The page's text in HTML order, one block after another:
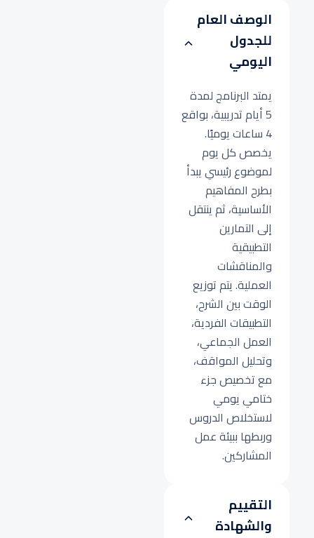
الوصف العام
للجدول
اليومي
يمتد البرنامج لمدة
5 أيام تدريبية، بواقع
4 ساعات يوميًا.
يخصص كل يوم
لموضوع رئيسي يبدأ
بطرح المفاهيم
الأساسية، ثم ينتقل
إلى التمارين
التطبيقية
والمناقشات
العملية. يتم توزيع
الوقت بين الشرح،
التطبيقات الفردية،
العمل الجماعي،
وتحليل المواقف،
مع تخصيص جزء
ختامي يومي
لاستخلاص الدروس
وربطها ببيئة عمل
المشاركين.
التقييم
والشهادة